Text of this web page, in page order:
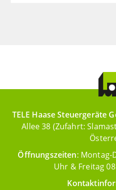
TELE Haase Steuergeräte
Allee 38 (Zufahrt:
Öffnungszeiten: Montag-
Uhr & Freitag